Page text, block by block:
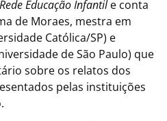
Educação Infantile conta
de Moraes, mestra em
Católica/SP) e
de São Paulo) que
sobre os relatos dos
pelas instituições